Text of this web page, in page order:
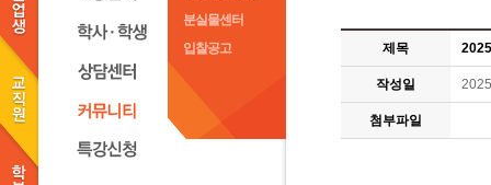
분실물센터
입찰공고
제목
작성일
첨부파일